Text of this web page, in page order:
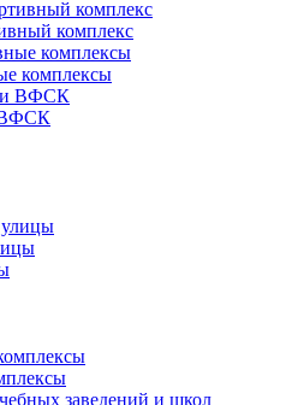
комплекс
комплексы
ВФСК